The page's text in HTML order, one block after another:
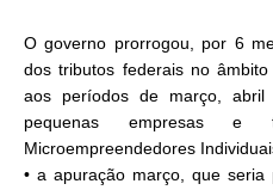
O governo prorrogou, por 6
dos tributos federais no
aos períodos de março,
pequenas empresas
Microempreendedores
• a apuração março, que